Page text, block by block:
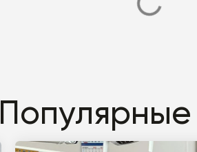
Популярные